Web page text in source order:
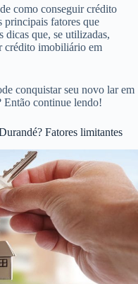
como conseguir crédito
principais fatores que
dicas que, se utilizadas,
crédito imobiliário em
conquistar seu novo lar em
continue lendo!
Fatores limitantes